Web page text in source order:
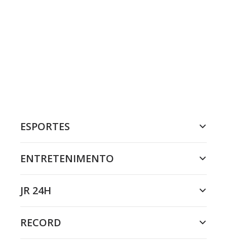
ESPORTES
ENTRETENIMENTO
JR 24H
RECORD